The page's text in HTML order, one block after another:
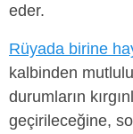
eder.
Rüyada birine
kalbinden
durumların
geçirileceğine,